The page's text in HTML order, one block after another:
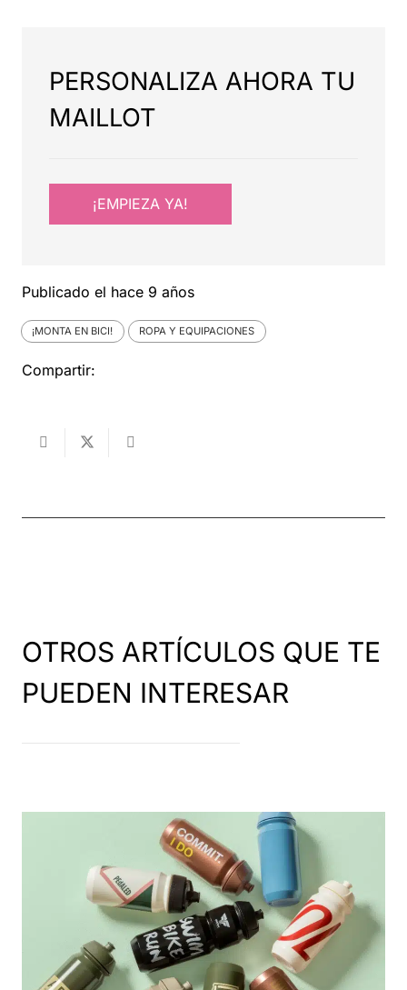
PERSONALIZA AHORA TU
MAILLOT
¡EMPIEZA YA!
Publicado el hace 9 años
¡MONTA EN BICI! ROPA Y EQUIPACIONES
Compartir:
OTROS ARTÍCULOS QUE TE
PUEDEN INTERESAR